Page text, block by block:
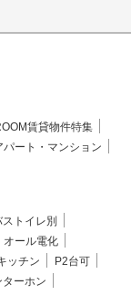
賃貸物件特集
パート・マンション
ストイレ別
オール電化
ッチン
P2台可
ターホン